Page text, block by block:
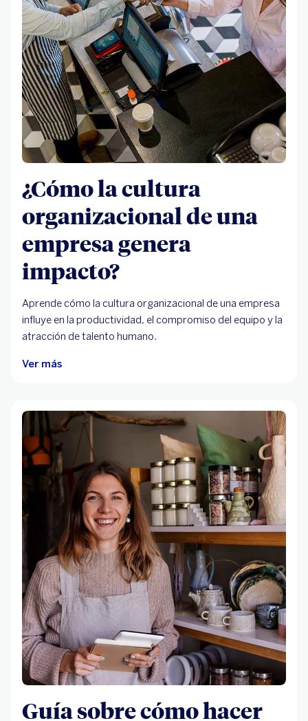
¿Cómo la cultura
organizacional de una
empresa genera
impacto?
Aprende cómo la cultura organizacional de una empresa
influye en la productividad, el compromiso del equipo y la
atracción de talento humano.
Ver más
Guía sobre cómo hacer